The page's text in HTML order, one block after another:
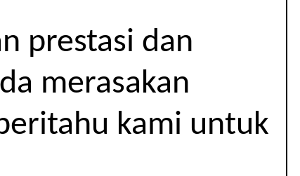
prestasi dan
merasakan
kami untuk